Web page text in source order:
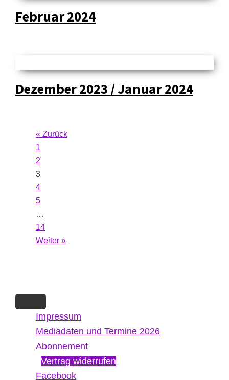
Februar 2024
Dezember 2023 / Januar 2024
« Zurück
1
2
3
4
5
…
14
Weiter »
Impressum
Mediadaten und Termine 2026
Abonnement
Vertrag widerrufen
Facebook